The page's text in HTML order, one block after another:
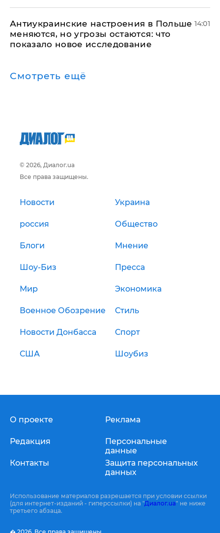
Антиукраинские настроения в Польше
меняются, но угрозы остаются: что
показало новое исследование
14:01
Смотреть ещё
© 2026, Диалог.ua
Все права защищены.
Новости Украина
россия Общество
Блоги Мнение
Шоу-Биз Пресса
Мир Экономика
Военное Обозрение Стиль
Новости Донбасса Спорт
США Шоубиз
О проекте
Редакция
Контакты
Реклама
Персональные
данные
Защита персональных
данных
Использование материалов разрешается при условии ссылки
(для интернет-изданий - гиперссылки) на "Диалог.ua" не ниже
третьего абзаца.